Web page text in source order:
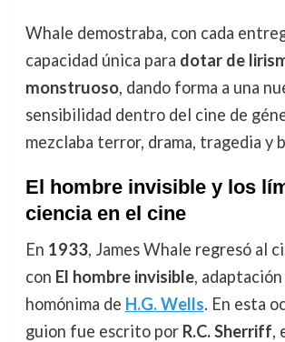
Whale demostraba, con cada
capacidad única para dotar de
monstruoso, dando forma a una
sensibilidad dentro del cine de
mezclaba terror, drama, tragedia y
El hombre invisible y los
ciencia en el cine
En 1933, James Whale regresó al
con El hombre invisible,
homónima de H.G. Wells. En esta
guion fue escrito por R.C. Sherriff,